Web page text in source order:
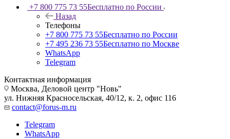
+7 800 775 73 55Бесплатно по России
Назад
Телефоны
+7 800 775 73 55Бесплатно по России
+7 495 236 73 55Бесплатно по Москве
WhatsApp
Telegram
Контактная информация
Москва, Деловой центр "Новь"
ул. Нижняя Красносельская, 40/12, к. 2, офис 116
contact@forus-m.ru
Telegram
WhatsApp